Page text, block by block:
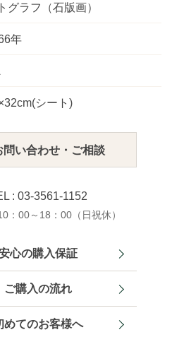
グラフ（石版画）
年
シート)
問い合わせ・ご相談
: 03-3561-1152
：00～18：00（日祝休）
心の購入保証
ご購入の流れ
めてのお客様へ